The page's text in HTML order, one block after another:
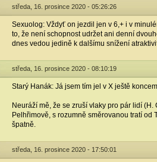
středa, 16. prosince 2020 - 05:26:26
Sexuolog: Vždyť on jezdil jen v 6,+ i v
to, že není schopnost udržet ani denní
dnes vedou jedině k dalšímu snížení
středa, 16. prosince 2020 - 08:10:19
Starý Hanák: Já jsem tím jel v X ještě
Neuráží mě, že se zruší vlaky pro pár lidí
Pelhřimově, s rozumně směrovanou tratí
špatně.
středa, 16. prosince 2020 - 17:50:01